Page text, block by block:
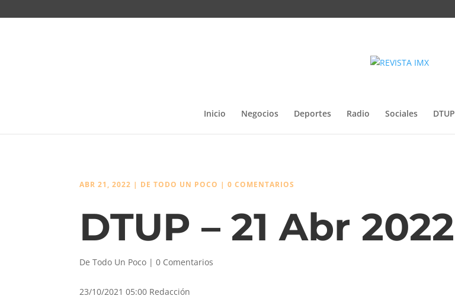
Inicio Negocios Deportes Radio Sociales DTUP
ABR 21, 2022 | DE TODO UN POCO |0 COMENTARIOS
DTUP – 21 Abr 2022
De Todo Un Poco |0 Comentarios
23/10/2021 05:00 Redacción